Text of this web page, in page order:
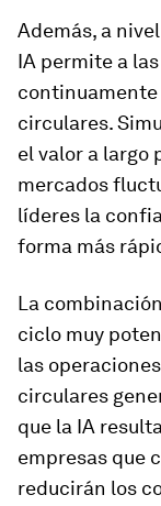
Además, a
IA permite a
continuamente
circulares.
el valor a largo
mercados
líderes la
forma más
La
ciclo muy
las
circulares
que la IA
empresas que
reducirán los